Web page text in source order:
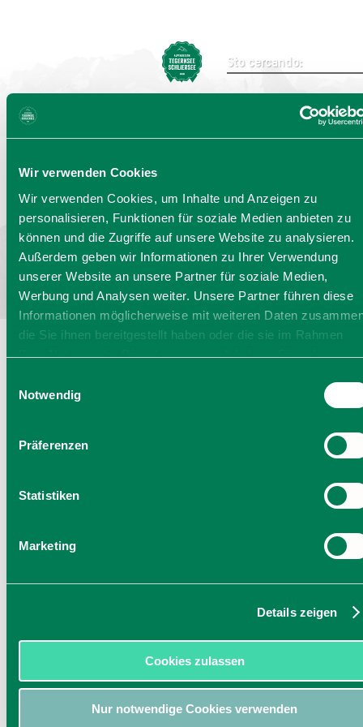
Wir verwenden Cookies
Wir verwenden Cookies, um Inhalte und Anzeigen zu
personalisieren, Funktionen für soziale Medien anbieten zu
können und die Zugriffe auf unsere Website zu analysieren.
Außerdem geben wir Informationen zu Ihrer Verwendung
unserer Website an unsere Partner für soziale Medien,
Werbung und Analysen weiter. Unsere Partner führen diese
Informationen möglicherweise mit weiteren Daten
die Sie ihnen bereitgestellt haben oder die sie im Rahmen
Ihrer Nutzung der Dienste gesammelt haben. Sie geben
weiterhin nutzen.
Notwendig
Präferenzen
Statistiken
Marketing
Details zeigen
Cookies zulassen
Nur notwendige Cookies verwenden
Bayern - traditionell anders
Invia ricerca